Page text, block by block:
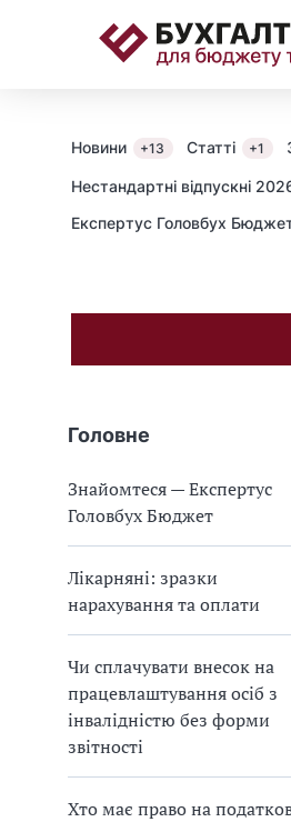
Новини +13 Статті +1
Нестандартні відпускні
Експертус Головбух
Головне
Знайомтеся — Експертус
Головбух Бюджет
Лікарняні: зразки
нарахування та оплати
Чи сплачувати внесок на
працевлаштування осіб з
інвалідністю без форми
звітності
Хто має право на